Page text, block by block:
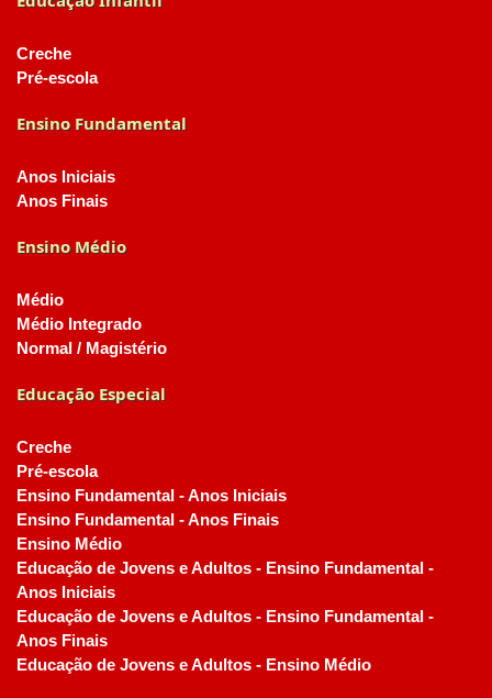
Creche
Pré-escola
Ensino Fundamental
Anos Iniciais
Anos Finais
Ensino Médio
Médio
Médio Integrado
Normal / Magistério
Educação Especial
Creche
Pré-escola
Ensino Fundamental - Anos Iniciais
Ensino Fundamental - Anos Finais
Ensino Médio
Educação de Jovens e Adultos - Ensino Fundamental -
Anos Iniciais
Educação de Jovens e Adultos - Ensino Fundamental -
Anos Finais
Educação de Jovens e Adultos - Ensino Médio